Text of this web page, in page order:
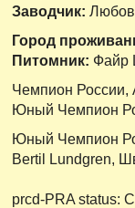
Заводчик:
Город
Питомник: Файр
Чемпион России,
Юный Чемпион
Юный Чемпион
Bertil Lundgren,
prcd-PRA status: